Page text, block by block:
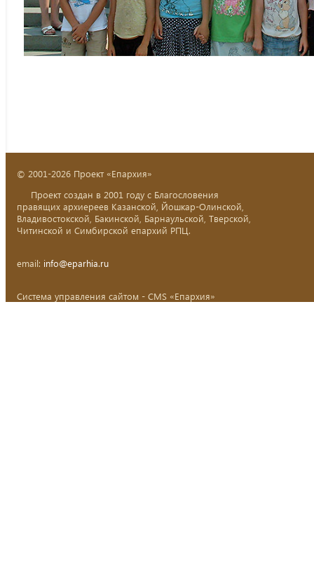
© 2001-2026 Проект «Епархия»
Проект создан в 2001 году с Благословения
правящих архиереев Казанской, Йошкар-Олинской,
Владивостокской, Бакинской, Барнаульской, Тверской,
Читинской и Симбирской епархий РПЦ.
email: info@eparhia.ru
Система управления сайтом - CMS «Епархия»